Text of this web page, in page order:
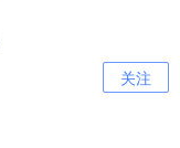
关注